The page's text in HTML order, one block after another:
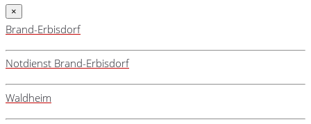
×
Brand-Erbisdorf
Notdienst Brand-Erbisdorf
Waldheim